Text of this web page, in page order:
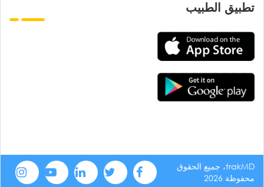
تطبيق الطبيب
trakMD، جميع الحقوق
محفوظة 2026